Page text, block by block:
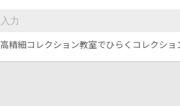
高精細コレクション教室でひらくコレクショ